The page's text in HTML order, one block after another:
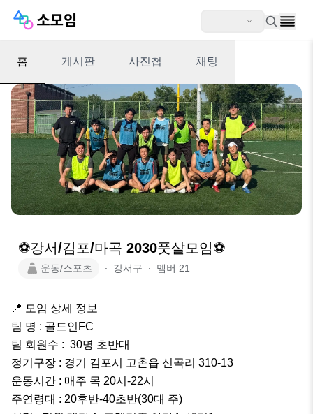
홈 게시판 사진첩 채팅
⚽️강서/김포/마곡 2030풋살모임⚽
운동/스포츠 ∙ 강서구 ∙ 멤버 21
​📍 모임 상세 정보
팀 명 : 골드인FC
팀 회원수 :  30명 초반대
정기구장 : 경기 김포시 고촌읍 신곡리 310-13
운동시간 : 매주 목 20시-22시
주연령대 : 20후반-40초반(30대 주)